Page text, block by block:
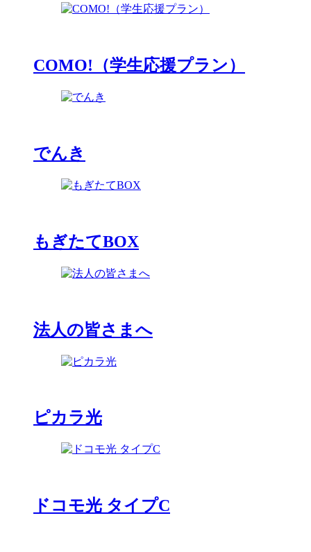
COMO!（学生応援プラン）
でんき
もぎたてBOX
法人の皆さまへ
ピカラ光
ドコモ光 タイプC